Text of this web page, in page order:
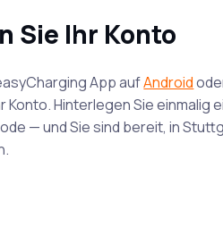
Sie Ihr Konto
App aufAndroid
Konto. Hinterlegen Sie einmalig
— und Sie sind bereit, in